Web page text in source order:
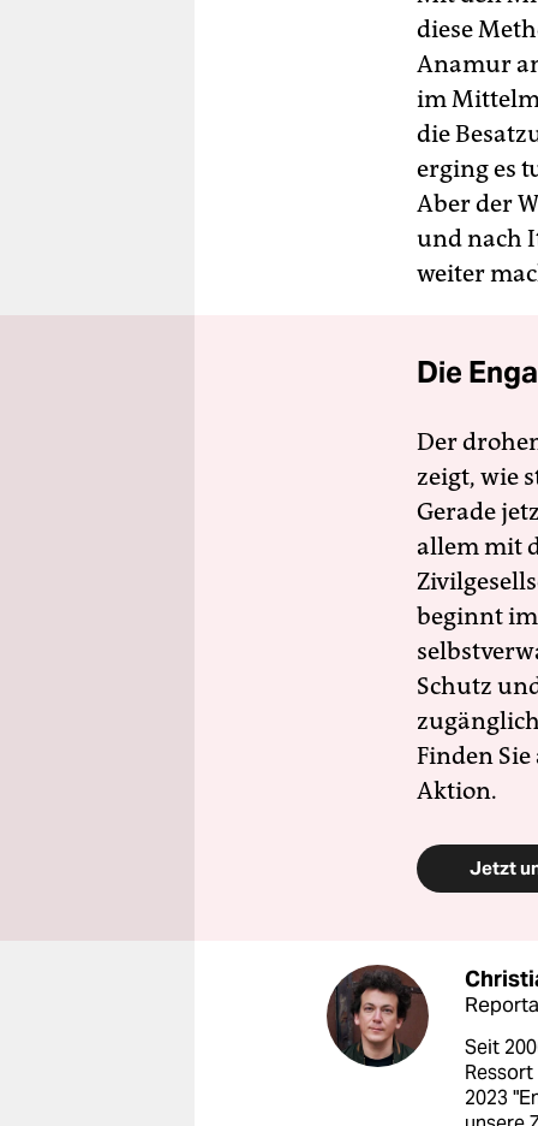
diese
Anamur
im
die
erging es
Aber der
und nach
weiter
Die
Der
zeigt, wie
Gerade
allem mit
beginnt
Schutz
Finden
Aktion.
Jetzt
Seit
2023